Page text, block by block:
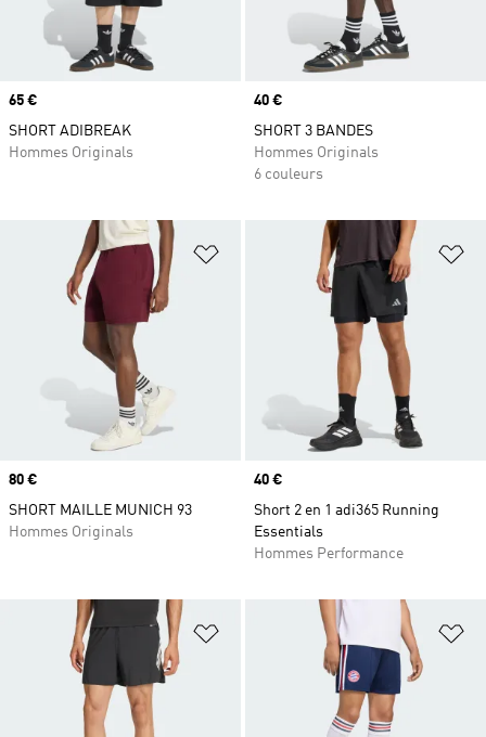
Prix
65 €
SHORT ADIBREAK
Hommes Originals
Prix
40 €
SHORT 3 BANDES
Hommes Originals
6 couleurs
Ajouter à la Liste de produits
Prix
80 €
SHORT MAILLE MUNICH 93
Hommes Originals
Prix
40 €
Short 2 en 1 adi365 Running
Essentials
Hommes Performance
Ajouter à la Liste de produits